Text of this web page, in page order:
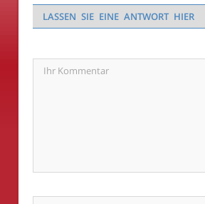
LASSEN SIE EINE ANTWORT HIER